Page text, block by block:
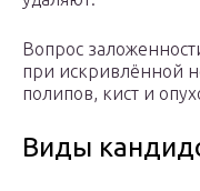
Вопрос
при искривлённой
полипов, кист и
Виды